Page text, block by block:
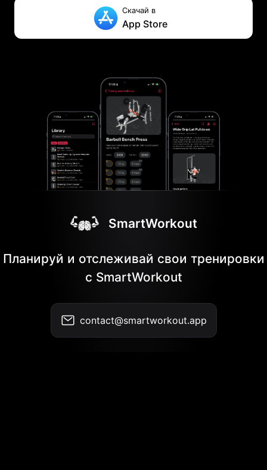
Скачай в
App Store
SmartWorkout
Планируй и отслеживай свои тренировки
с SmartWorkout
contact@smartworkout.app